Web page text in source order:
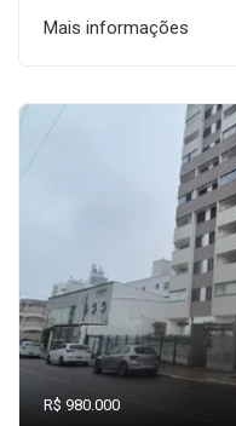
Mais informações
R$ 980.000